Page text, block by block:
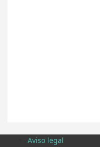
Aviso legal